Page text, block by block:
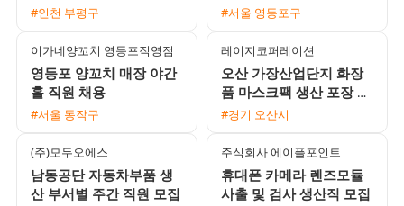
#인천 부평구 #서울 영등포구
이가네양꼬치 영등포직영점
영등포 양꼬치 매장 야간
홀 직원 채용
#서울 동작구
레이지코퍼레이션
오산 가장산업단지 화장
품 마스크팩 생산 포장 주
간 직원 채용
#경기 오산시
(주)모두오에스
남동공단 자동차부품 생
산 부서별 주간 직원 모집
주식회사 에이플포인트
휴대폰 카메라 렌즈모듈
사출 및 검사 생산직 모집